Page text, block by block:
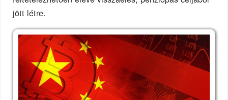
jött létre.